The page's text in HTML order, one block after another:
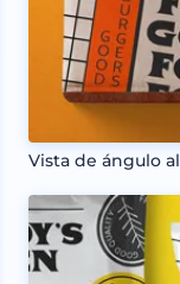
Vista de ángulo